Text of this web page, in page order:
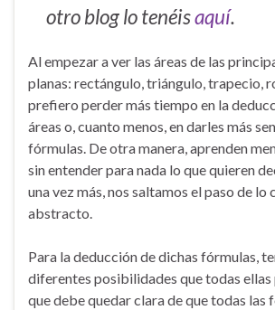
otro blog lo tenéisaquí.
Al empezar a ver las áreas de las
planas: rectángulo, triángulo, trapecio,
prefiero perder más tiempo en la
áreas o, cuanto menos, en darles más
fórmulas. De otra manera, aprenden
sin entender para nada lo que quieren
una vez más, nos saltamos el paso de lo
abstracto.
Para la deducción de dichas fórmulas,
diferentes posibilidades que todas ellas
que debe quedar clara de que todas las